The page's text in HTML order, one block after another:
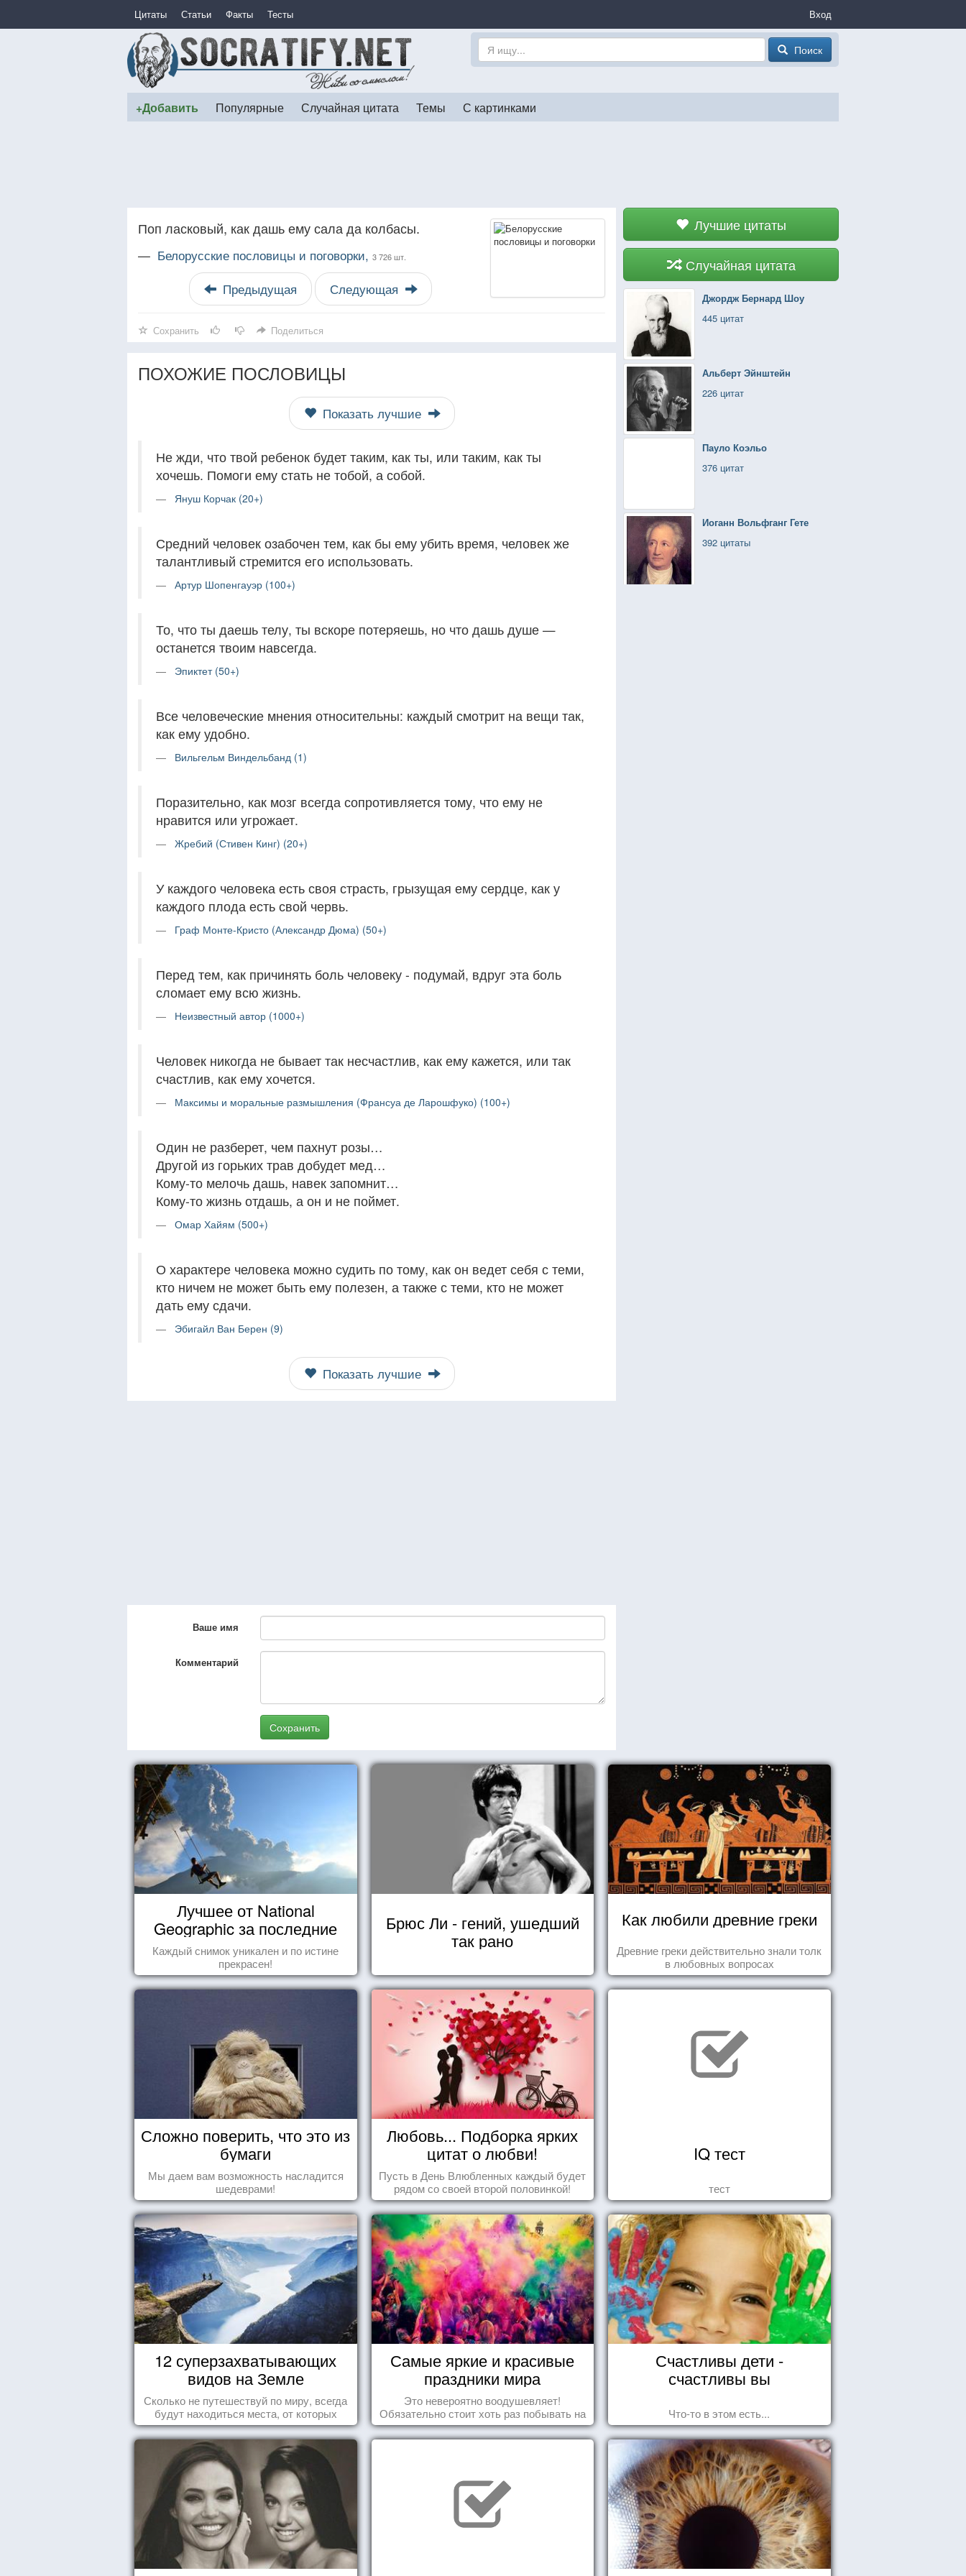
Цитаты Статьи Факты Тесты Вход
Поиск
+Добавить Популярные Случайная цитата Темы С картинками
Лучшие цитаты
Случайная цитата
Джордж Бернард Шоу
445 цитат
Альберт Эйнштейн
226 цитат
Пауло Коэльо
376 цитат
Иоганн Вольфганг Гете
392 цитаты
Поп ласковый, как дашь ему сала да колбасы.
— Белорусские пословицы и поговорки, 3 726 шт.
Предыдущая Следующая
Сохранить Поделиться
ПОХОЖИЕ ПОСЛОВИЦЫ
Показать лучшие
Не жди, что твой ребенок будет таким, как ты, или таким, как ты
хочешь. Помоги ему стать не тобой, а собой.
Януш Корчак (20+)
Средний человек озабочен тем, как бы ему убить время, человек же
талантливый стремится его использовать.
Артур Шопенгауэр (100+)
То, что ты даешь телу, ты вскоре потеряешь, но что дашь душе —
останется твоим навсегда.
Эпиктет (50+)
Все человеческие мнения относительны: каждый смотрит на вещи так,
как ему удобно.
Вильгельм Виндельбанд (1)
Поразительно, как мозг всегда сопротивляется тому, что ему не
нравится или угрожает.
Жребий (Стивен Кинг) (20+)
У каждого человека есть своя страсть, грызущая ему сердце, как у
каждого плода есть свой червь.
Граф Монте-Кристо (Александр Дюма) (50+)
Перед тем, как причинять боль человеку - подумай, вдруг эта боль
сломает ему всю жизнь.
Неизвестный автор (1000+)
Человек никогда не бывает так несчастлив, как ему кажется, или так
счастлив, как ему хочется.
Максимы и моральные размышления (Франсуа де Ларошфуко) (100+)
Один не разберет, чем пахнут розы…
Другой из горьких трав добудет мед…
Кому-то мелочь дашь, навек запомнит…
Кому-то жизнь отдашь, а он и не поймет.
Омар Хайям (500+)
О характере человека можно судить по тому, как он ведет себя с теми,
кто ничем не может быть ему полезен, а также с теми, кто не может
дать ему сдачи.
Эбигайл Ван Берен (9)
Показать лучшие
Ваше имя
Комментарий
Сохранить
Лучшее от National
Geographic за последние
пару лет
Каждый снимок уникален и по истине
прекрасен!
Брюс Ли - гений, ушедший
так рано
Как любили древние греки
Древние греки действительно знали толк
в любовных вопросах
Сложно поверить, что это из
бумаги
Мы даем вам возможность насладится
шедеврами!
Любовь... Подборка ярких
цитат о любви!
Пусть в День Влюбленных каждый будет
рядом со своей второй половинкой!
IQ тест
тест
12 суперзахватывающих
видов на Земле
Сколько не путешествуй по миру, всегда
будут находиться места, от которых
перехватывает дух и кружится голова...
Самые яркие и красивые
праздники мира
Это невероятно воодушевляет!
Обязательно стоит хоть раз побывать на
подобных мероприятиях и получить
массу впечатлений!
Счастливы дети -
счастливы вы
Что-то в этом есть...